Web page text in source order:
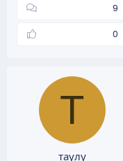
9
0
Т
таулу